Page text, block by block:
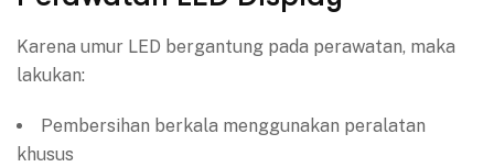
Karena umur LED bergantung pada perawatan, maka
lakukan:
Pembersihan berkala menggunakan peralatan
khusus